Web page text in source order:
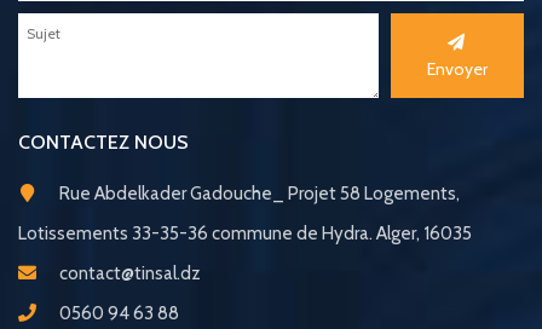
Envoyer
CONTACTEZ NOUS
Rue Abdelkader Gadouche_ Projet 58 Logements,
Lotissements 33-35-36 commune de Hydra. Alger, 16035
contact@tinsal.dz
0560 94 63 88